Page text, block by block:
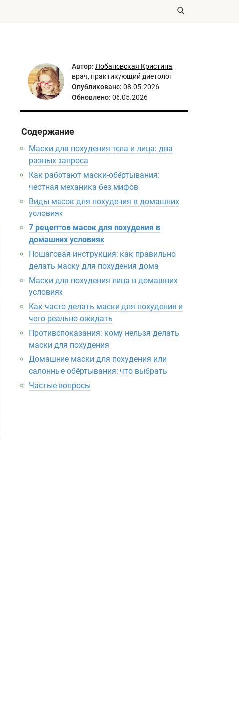
Автор: Лобановская Кристина,
врач, практикующий диетолог
Опубликовано: 08.05.2026
Обновлено: 06.05.2026
Содержание
Маски для похудения тела и лица: два
разных запроса
Как работают маски-обёртывания:
честная механика без мифов
Виды масок для похудения в домашних
условиях
7 рецептов масок для похудения в
домашних условиях
Пошаговая инструкция: как правильно
делать маску для похудения дома
Маски для похудения лица в домашних
условиях
Как часто делать маски для похудения и
чего реально ожидать
Противопоказания: кому нельзя делать
маски для похудения
Домашние маски для похудения или
салонные обёртывания: что выбрать
Частые вопросы